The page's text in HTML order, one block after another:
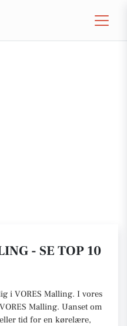
- SE TOP 10
i VORES Malling. I vores
Malling. Uanset om
tid for en kørelære,